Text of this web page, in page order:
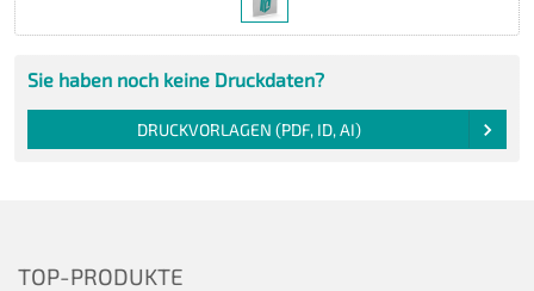
Sie haben noch keine Druckdaten?
DRUCKVORLAGEN (PDF, ID, AI)
TOP-PRODUKTE